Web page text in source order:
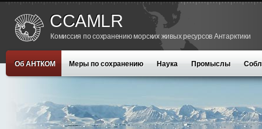
CCAMLR
Комиссия по сохранению морских живых ресурсов Антарктики
Об АНТКОМ Меры по сохранению Наука Промыслы